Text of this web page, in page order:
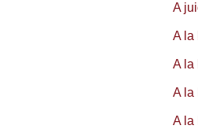
A
A la
A la
A la
A la